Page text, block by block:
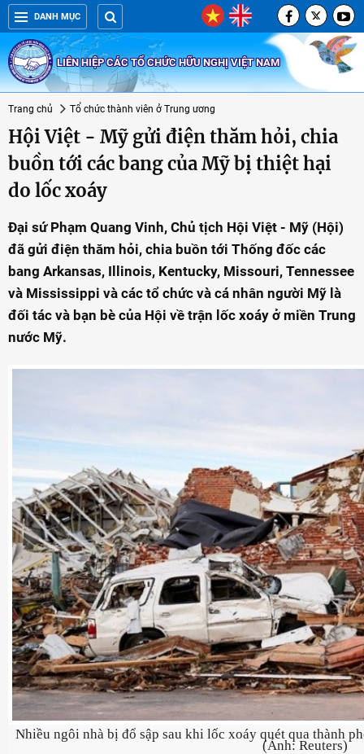
DANH MỤC
LIÊN HIỆP CÁC TỔ CHỨC HỮU NGHỊ VIỆT NAM
Trang chủ Tổ chức thành viên ở Trung ương
Hội Việt - Mỹ gửi điện thăm hỏi, chia
buồn tới các bang của Mỹ bị thiệt hại
do lốc xoáy
Đại sứ Phạm Quang Vinh, Chủ tịch Hội Việt - Mỹ (Hội)
đã gửi điện thăm hỏi, chia buồn tới Thống đốc các
bang Arkansas, Illinois, Kentucky, Missouri, Tennessee
và Mississippi và các tổ chức và cá nhân người Mỹ là
đối tác và bạn bè của Hội về trận lốc xoáy ở miền Trung
nước Mỹ.
Nhiều ngôi nhà bị đổ sập sau khi lốc xoáy quét qua thành
(Ảnh: Reuters)